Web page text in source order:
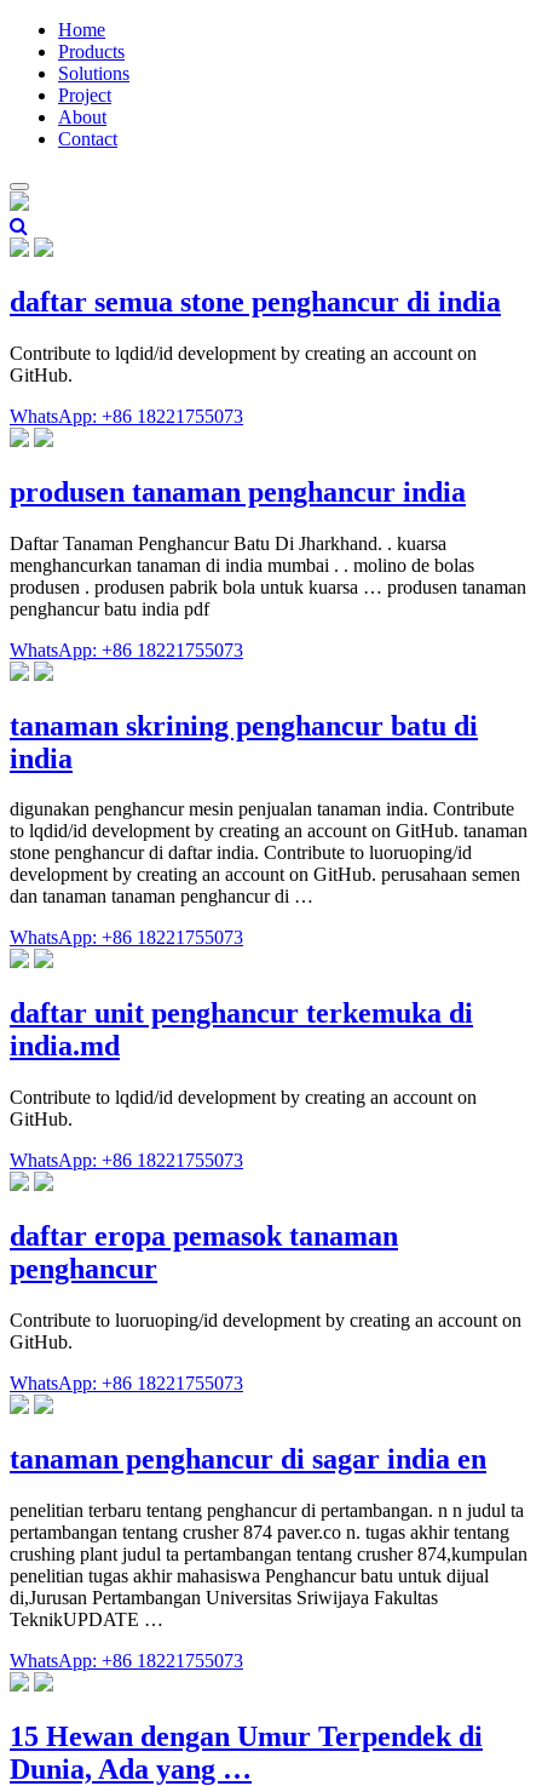
Home
Products
Solutions
Project
About
Contact
daftar semua stone penghancur di india
Contribute to lqdid/id development by creating an account on
GitHub.
WhatsApp: +86 18221755073
produsen tanaman penghancur india
Daftar Tanaman Penghancur Batu Di Jharkhand. . kuarsa
menghancurkan tanaman di india mumbai . . molino de bolas
produsen . produsen pabrik bola untuk kuarsa … produsen tanaman
penghancur batu india pdf
WhatsApp: +86 18221755073
tanaman skrining penghancur batu di
india
digunakan penghancur mesin penjualan tanaman india. Contribute
to lqdid/id development by creating an account on GitHub. tanaman
stone penghancur di daftar india. Contribute to luoruoping/id
development by creating an account on GitHub. perusahaan semen
dan tanaman tanaman penghancur di …
WhatsApp: +86 18221755073
daftar unit penghancur terkemuka di
india.md
Contribute to lqdid/id development by creating an account on
GitHub.
WhatsApp: +86 18221755073
daftar eropa pemasok tanaman
penghancur
Contribute to luoruoping/id development by creating an account on
GitHub.
WhatsApp: +86 18221755073
tanaman penghancur di sagar india en
penelitian terbaru tentang penghancur di pertambangan. n n judul ta
pertambangan tentang crusher 874 paver.co n. tugas akhir tentang
crushing plant judul ta pertambangan tentang crusher 874,kumpulan
penelitian tugas akhir mahasiswa Penghancur batu untuk dijual
di,Jurusan Pertambangan Universitas Sriwijaya Fakultas
TeknikUPDATE …
WhatsApp: +86 18221755073
15 Hewan dengan Umur Terpendek di
Dunia, Ada yang …